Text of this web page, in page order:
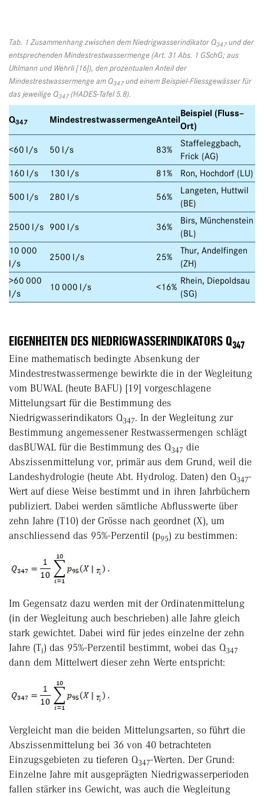
Tab. 1 Zusammenhang zwischen dem Niedrigwasserindikator Q347und der
entsprechenden Mindestrestwassermenge (Art. 31 Abs. 1 GSchG; aus
Uhlmann und Wehrli [16]), den prozentualen Anteil der
Mindestrestwassermenge am Q347und einem Beispiel-Fliessgewässer für
das jeweilige Q347(HADES-Tafel 5.8).
Q347 MindestrestwassermengeAnteil
Beispiel (Fluss–
Ort)
<60 l/s 50 l/s 83%
Staffeleggbach,
Frick (AG)
160 l/s
130 l/s 81% Ron, Hochdorf (LU)
500 l/s 280 l/s 56%
Langeten, Huttwil
(BE)
2500 l/s 900 l/s 36%
Birs, Münchenstein
(BL)
10 000
l/s
2500 l/s 25%
Thur, Andelfingen
(ZH)
>60 000
l/s
10 000 l/s <16%
Rhein, Diepoldsau
(SG)
EIGENHEITEN DES NIEDRIGWASSERINDIKATORS Q347
Eine mathematisch bedingte Absenkung der
Mindestrestwassermenge bewirkte die in der Wegleitung
vom BUWAL (heute BAFU) [19] vorgeschlagene
Mittelungsart für die Bestimmung des
Niedrigwasserindikators Q347. In der Wegleitung zur
Bestimmung angemessener Restwassermengen schlägt
dasBUWAL für die Bestimmung des Q347 die
Abszissenmittelung vor, primär aus dem Grund, weil die
Landeshydrologie (heute Abt. Hydrolog. Daten) den Q347-
Wert auf diese Weise bestimmt und in ihren Jahrbüchern
publiziert. Dabei werden sämtliche Abflusswerte über
zehn Jahre (T10) der Grösse nach geordnet (X), um
anschliessend das 95%-Perzentil (p95) zu bestimmen:
Im Gegensatz dazu werden mit der Ordinatenmittelung
(in der Wegleitung auch beschrieben) alle Jahre gleich
stark gewichtet. Dabei wird für jedes einzelne der zehn
Jahre (Ti) das 95%-Perzentil bestimmt, wobei das Q347
dann dem Mittelwert dieser zehn Werte entspricht:
Vergleicht man die beiden Mittelungsarten, so führt die
Abszissenmittelung bei 36 von 40 betrachteten
Einzugsgebieten zu tieferen Q347-Werten. Der Grund:
Einzelne Jahre mit ausgeprägten Niedrigwasserperioden
fallen stärker ins Gewicht, was auch die Wegleitung